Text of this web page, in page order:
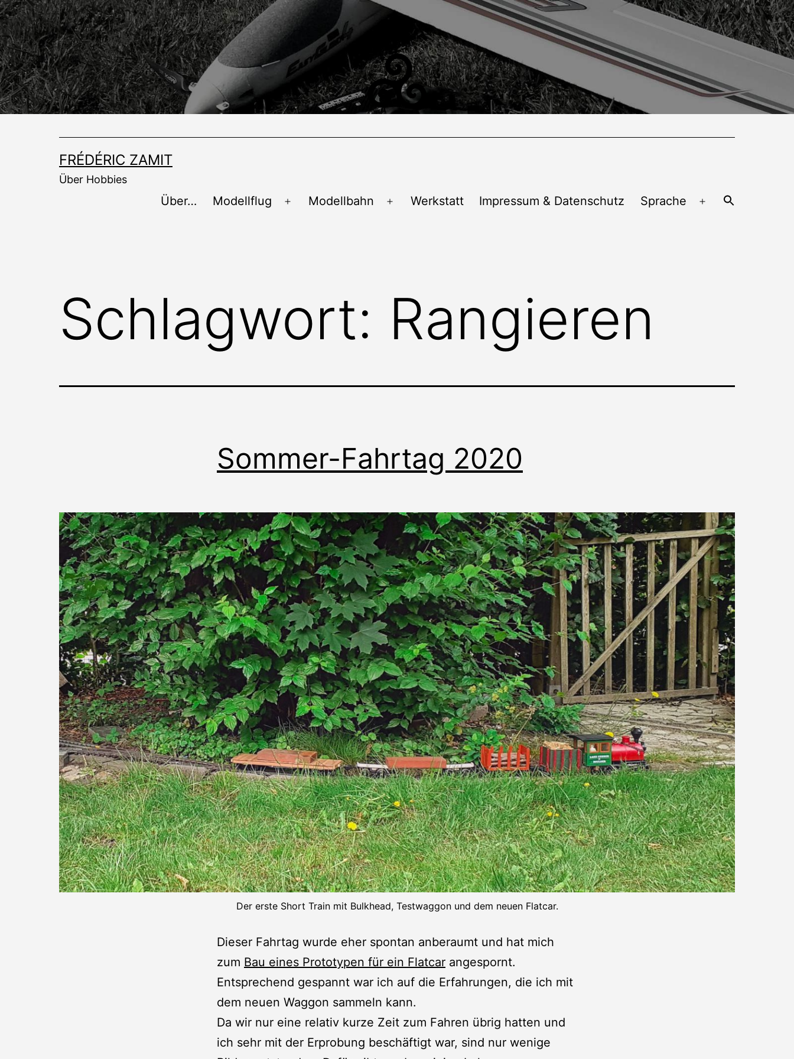
Zum
Inhalt
springen
FRÉDÉRIC ZAMIT
Über Hobbies
Über… Modellflug
Menü
Modellbahn
Menü
Werkstatt Impressum & Datenschutz Sprache
Menü
Schlagwort: Rangieren
Sommer-Fahrtag 2020
Der erste Short Train mit Bulkhead, Testwaggon und dem neuen Flatcar.
Dieser Fahrtag wurde eher spontan anberaumt und hat mich
zum Bau eines Prototypen für ein Flatcar angespornt.
Entsprechend gespannt war ich auf die Erfahrungen, die ich mit
dem neuen Waggon sammeln kann.
Da wir nur eine relativ kurze Zeit zum Fahren übrig hatten und
ich sehr mit der Erprobung beschäftigt war, sind nur wenige